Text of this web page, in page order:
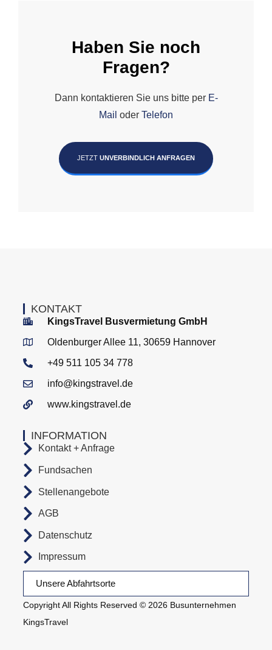
Haben Sie noch
Fragen?
Dann kontaktieren Sie uns bitte per E-
Mail oder Telefon
JETZT UNVERBINDLICH ANFRAGEN
Copyright All Rights Reserved © 2026 Busunternehmen
KingsTravel
Unsere Abfahrtsorte
INFORMATION
Kontakt + Anfrage
Fundsachen
Stellenangebote
AGB
Datenschutz
Impressum
KONTAKT
KingsTravel Busvermietung GmbH
Oldenburger Allee 11, 30659 Hannover
+49 511 105 34 778
info@kingstravel.de
www.kingstravel.de